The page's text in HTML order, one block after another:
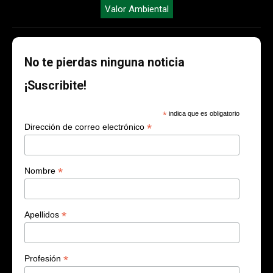
Valor Ambiental
No te pierdas ninguna noticia
¡Suscribite!
* indica que es obligatorio
Dirección de correo electrónico *
Nombre *
Apellidos *
Profesión *